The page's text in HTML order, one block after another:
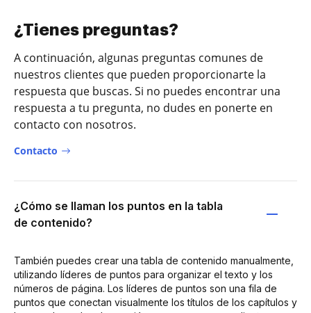
¿Tienes preguntas?
A continuación, algunas preguntas comunes de
nuestros clientes que pueden proporcionarte la
respuesta que buscas. Si no puedes encontrar una
respuesta a tu pregunta, no dudes en ponerte en
contacto con nosotros.
Contacto
¿Cómo se llaman los puntos en la tabla
de contenido?
También puedes crear una tabla de contenido manualmente,
utilizando líderes de puntos para organizar el texto y los
números de página. Los líderes de puntos son una fila de
puntos que conectan visualmente los títulos de los capítulos y